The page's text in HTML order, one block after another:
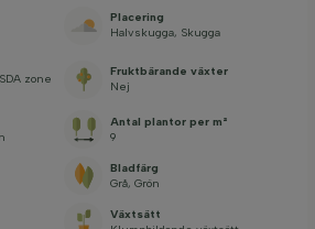
Placering
Halvskugga, Skugga
zone
Fruktbärande växter
Nej
Antal plantor per m²
9
Bladfärg
Grå, Grön
Växtsätt